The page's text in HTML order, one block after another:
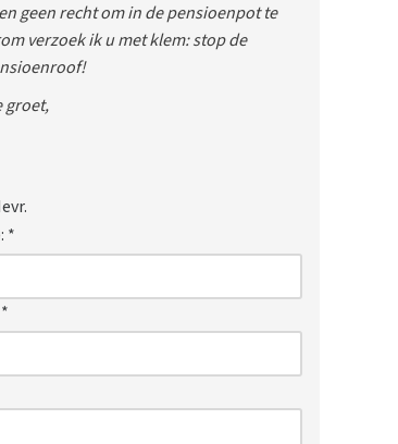
geen recht om in de pensioenpot te
verzoek ik u met klem: stop de
groet,
*
*